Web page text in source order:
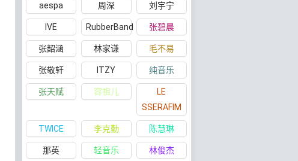
aespa 周深 刘宇宁
IVE RubberBand 张碧晨
张韶涵 林家谦 毛不易
张敬轩 ITZY 纯音乐
张天赋 容祖儿
LE
SSERAFIM
TWICE 李克勤 陈慧琳
那英 轻音乐 林俊杰